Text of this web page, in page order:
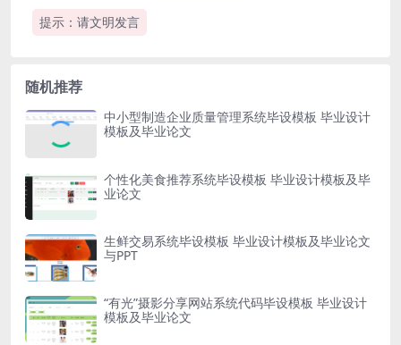
提示：请文明发言
随机推荐
中小型制造企业质量管理系统毕设模板 毕业设计
模板及毕业论文
个性化美食推荐系统毕设模板 毕业设计模板及毕
业论文
生鲜交易系统毕设模板 毕业设计模板及毕业论文
与PPT
“有光”摄影分享网站系统代码毕设模板 毕业设计
模板及毕业论文